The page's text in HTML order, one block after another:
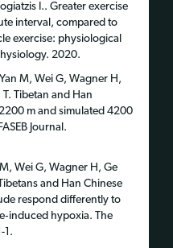
I.. Greater exercise
interval, compared to
exercise: physiological
2020.
M, Wei G, Wagner H,
Tibetan and Han
m and simulated 4200
Journal.
Wei G, Wagner H, Ge
and Han Chinese
respond differently to
hypoxia. The
1.